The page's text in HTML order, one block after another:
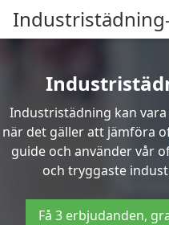
Industristädning kan
när det gäller att jämföra
guide och använder vår
och tryggaste
Få 3 erbjudanden,